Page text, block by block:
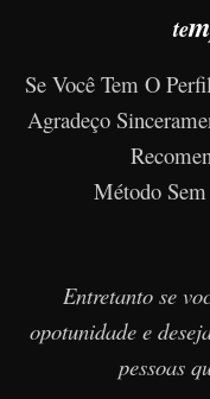
te
Se Você Tem O
Agradeço
Método
Entretanto se
opotunidade e
pessoas